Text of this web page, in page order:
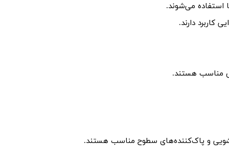
استفاده می‌شوند.
کاربرد دارند.
مناسب هستند.
و پاک‌کننده‌های سطوح مناسب هستند.